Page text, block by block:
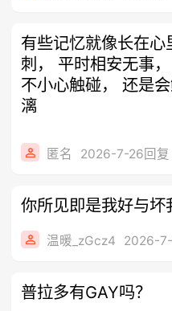
有些记忆就像长在心
刺， 平时相安无事
不小心触碰， 还是
漓
匿名 2026-7-26回复
你所见即是我好与坏
温暖_zGcz4 2026-
普拉多有GAY吗？